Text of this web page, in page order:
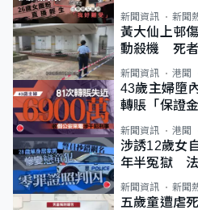
新聞資訊 新聞
黃大仙上邨
動殺機 死者
斃
新聞資訊 港聞
43歲主婦墮
轉賬「保證
新聞資訊 港聞
涉誘12歲女
年半冤獄 法
新聞資訊 新聞
五歲童遭虐